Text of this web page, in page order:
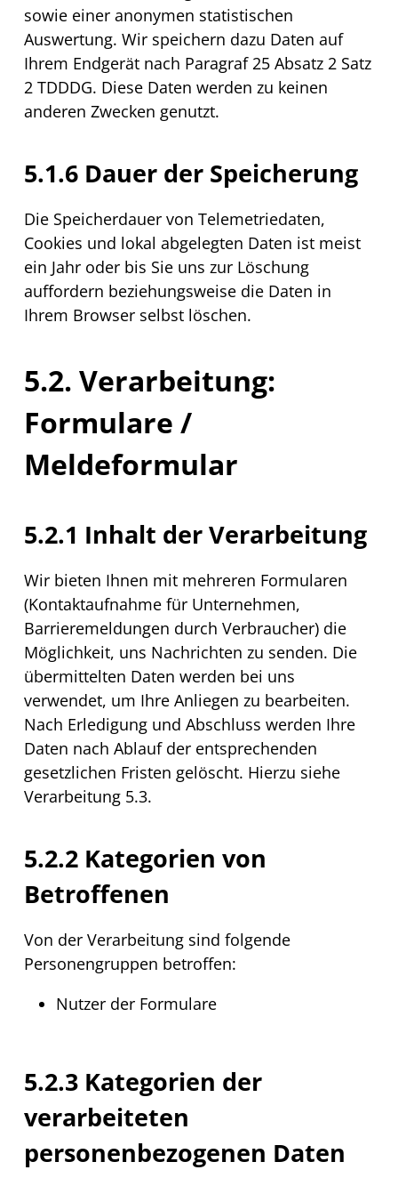
sowie einer anonymen statistischen
Auswertung. Wir speichern dazu Daten auf
Ihrem Endgerät nach Paragraf 25 Absatz 2 Satz
2 TDDDG. Diese Daten werden zu keinen
anderen Zwecken genutzt.
5.1.6 Dauer der Speicherung
Die Speicherdauer von Telemetriedaten,
Cookies und lokal abgelegten Daten ist meist
ein Jahr oder bis Sie uns zur Löschung
auffordern beziehungsweise die Daten in
Ihrem Browser selbst löschen.
5.2. Verarbeitung:
Formulare /
Meldeformular
5.2.1 Inhalt der Verarbeitung
Wir bieten Ihnen mit mehreren Formularen
(Kontaktaufnahme für Unternehmen,
Barrieremeldungen durch Verbraucher) die
Möglichkeit, uns Nachrichten zu senden. Die
übermittelten Daten werden bei uns
verwendet, um Ihre Anliegen zu bearbeiten.
Nach Erledigung und Abschluss werden Ihre
Daten nach Ablauf der entsprechenden
gesetzlichen Fristen gelöscht. Hierzu siehe
Verarbeitung 5.3.
5.2.2 Kategorien von
Betroffenen
Von der Verarbeitung sind folgende
Personengruppen betroffen:
Nutzer der Formulare
5.2.3 Kategorien der
verarbeiteten
personenbezogenen Daten